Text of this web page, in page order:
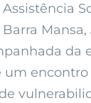
Mansa,
da
um